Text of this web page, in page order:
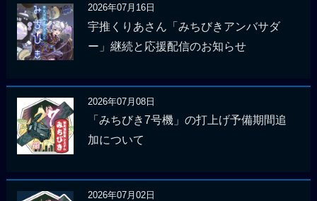
2026年07月16日
宇推くりあさん「みちびきアンバサダ
ー」継続と応援配信のお知らせ
2026年07月08日
「みちびき7号機」の打上げ予備期間追
加について
2026年07月02日